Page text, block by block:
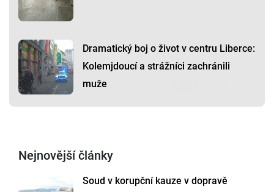
Dramatický boj o život v centru Liberce:
Kolemjdoucí a strážníci zachránili
muže
Nejnovější články
Soud v korupční kauze v dopravě